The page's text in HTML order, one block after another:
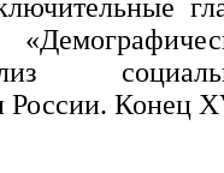
России. Конец